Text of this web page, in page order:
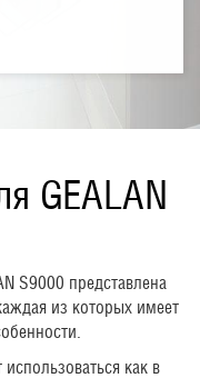
GEALAN
S9000 представлена
из которых имеет
как в